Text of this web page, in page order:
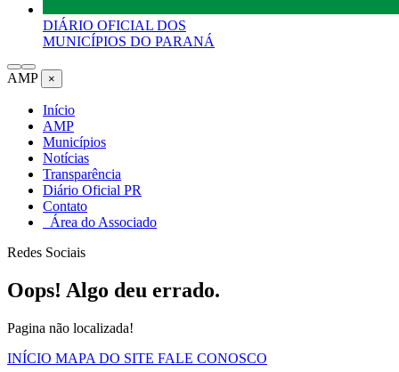
DIÁRIO OFICIAL DOS
MUNICÍPIOS DO PARANÁ
AMP ×
Início
AMP
Municípios
Notícias
Transparência
Diário Oficial PR
Contato
Área do Associado
Redes Sociais
Oops! Algo deu errado.
Pagina não localizada!
INÍCIO MAPA DO SITE FALE CONOSCO